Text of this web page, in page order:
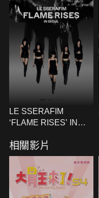
LE SSERAFIM
‘FLAME RISES’ IN
相關影片